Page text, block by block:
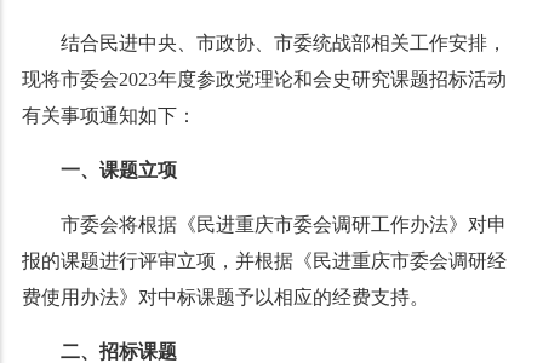
结合民进中央、市政协、市委统战部相关工作安排，
现将市委会2023年度参政党理论和会史研究课题招标活动
有关事项通知如下：
一、 课题立项
市委会将根据《民进重庆市委会调研工作办法》对申
报的课题进行评审立项，并根据《民进重庆市委会调研经
费使用办法》对中标课题予以相应的经费支持。
二、 招标课题